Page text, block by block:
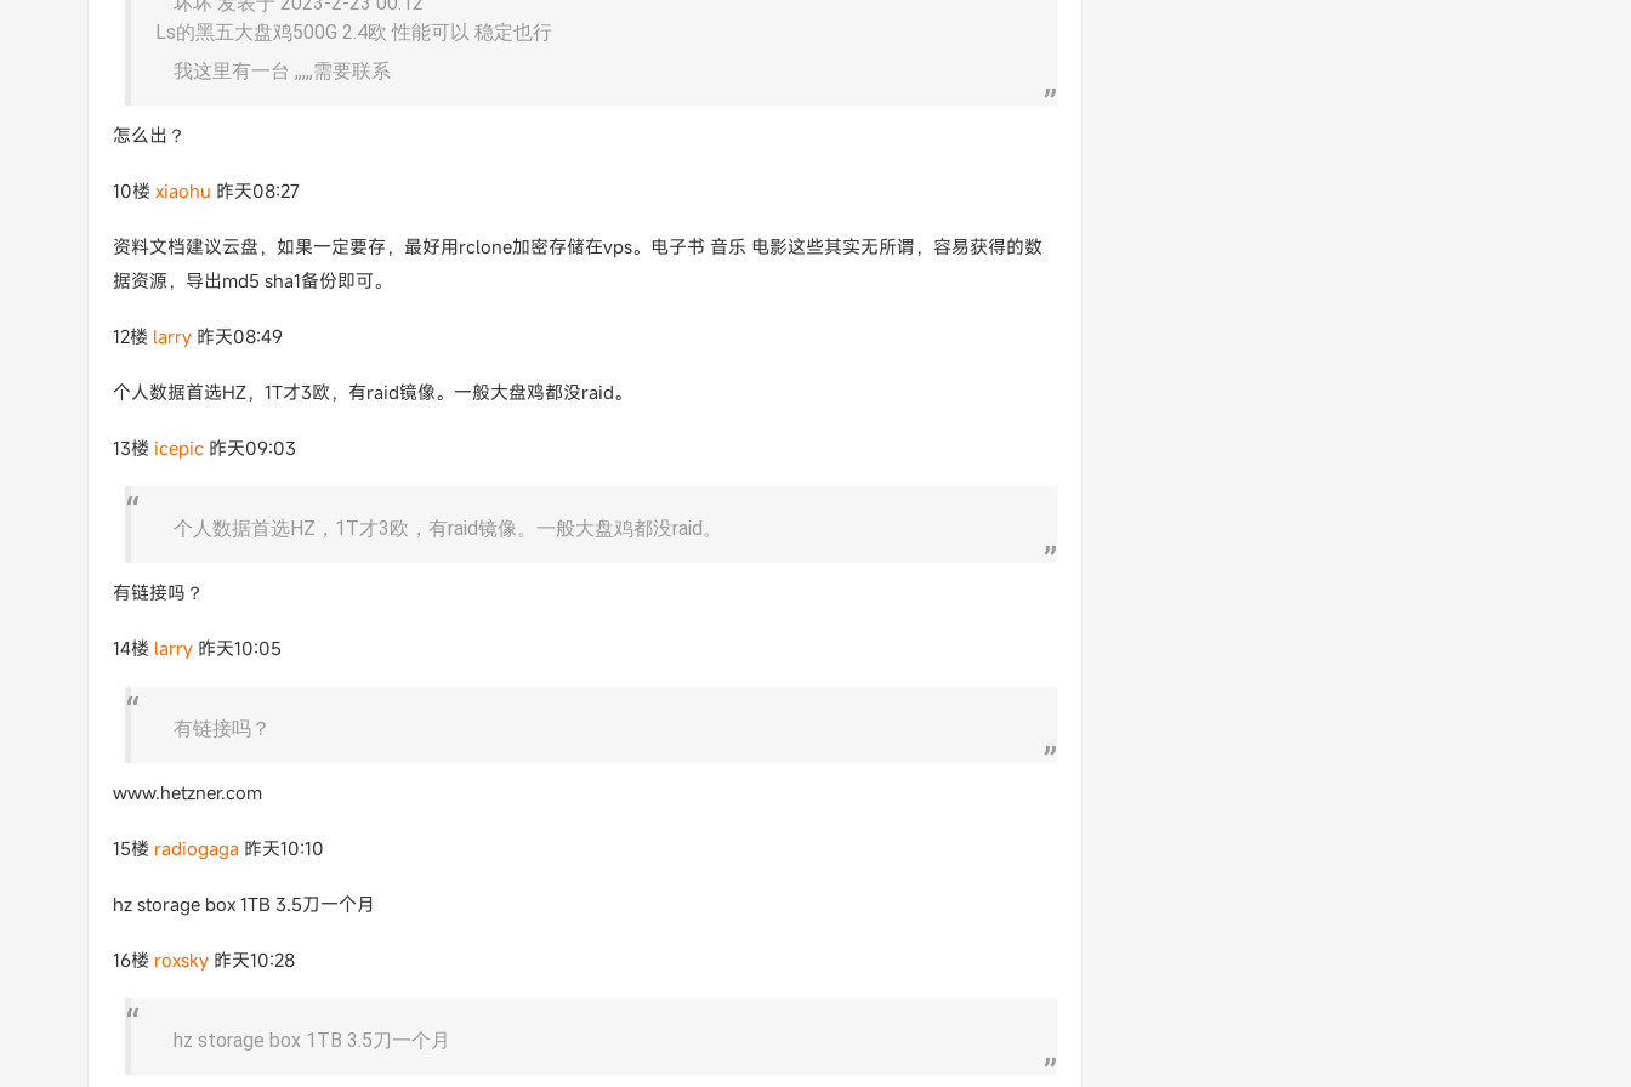
Ls的黑五大盘鸡500G 2.4欧 性能可以 稳定也行
我这里有一台 ,,,,,需要联系
怎么出？
10楼 xiaohu 昨天08:27
资料文档建议云盘，如果一定要存，最好用rclone加密存储在vps。电子书 音乐 电影这些其实无所谓，容易获得的数
据资源，导出md5 sha1备份即可。
12楼 larry 昨天08:49
个人数据首选HZ，1T才3欧，有raid镜像。一般大盘鸡都没raid。
13楼 icepic 昨天09:03
个人数据首选HZ，1T才3欧，有raid镜像。一般大盘鸡都没raid。
有链接吗？
14楼 larry 昨天10:05
有链接吗？
www.hetzner.com
15楼 radiogaga 昨天10:10
hz storage box 1TB 3.5刀一个月
16楼 roxsky 昨天10:28
hz storage box 1TB 3.5刀一个月